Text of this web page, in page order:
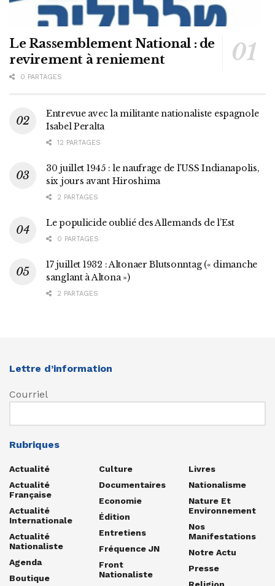
Le Rassemblement National : de
revirement à reniement
0 PARTAGES
Entrevue avec la militante nationaliste espagnole
Isabel Peralta
12 PARTAGES
30 juillet 1945 : le naufrage de l’USS Indianapolis,
six jours avant Hiroshima
2 PARTAGES
Le populicide oublié des Allemands de l’Est
0 PARTAGES
17 juillet 1932 : Altonaer Blutsonntag (« dimanche
sanglant à Altona »)
2 PARTAGES
Lettre d’information
Courriel
Rubriques
Actualité
Actualité
Française
Actualité
Internationale
Actualité
Nationaliste
Agenda
Boutique
Culture
Documentaires
Economie
Édition
Entretiens
Fréquence JN
Front
Nationaliste
Livres
Nationalisme
Nature Et
Environnement
Nos
Manifestations
Notre Actu
Presse